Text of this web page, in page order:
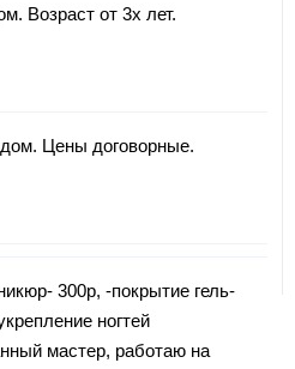
Возраст от 3х лет.
Цены договорные.
300р, -покрытие гель-
ногтей
мастер, работаю на